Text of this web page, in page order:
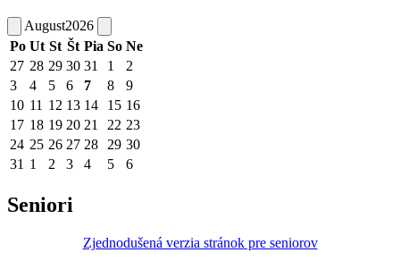
August2026
Po Ut St Št Pia So Ne
27 28 29 30 31 1
2
3
4 5 6 7 8
9
10 11 12 13 14 15 16
17 18 19 20 21 22 23
24 25 26 27 28 29 30
31 1 2 3 4 5 6
Seniori
Zjednodušená verzia stránok pre seniorov